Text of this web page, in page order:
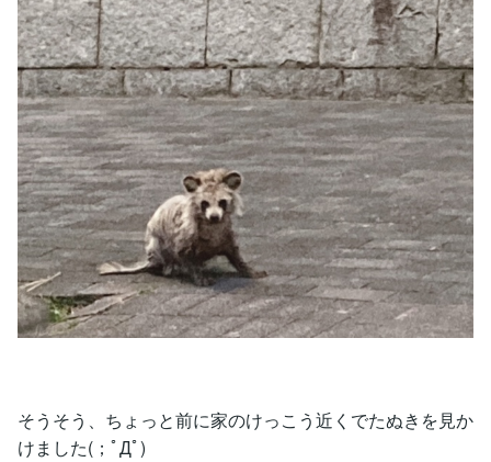
そうそう、ちょっと前に家のけっこう近くでたぬきを見か
けました(；ﾟДﾟ)